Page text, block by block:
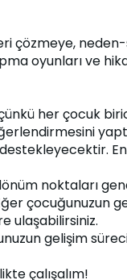
çözmeye,
oyunları ve
çünkü her çocuk
noktaları
çocuğunuzun
ulaşabilirsiniz.
gelişim
çalışalım!